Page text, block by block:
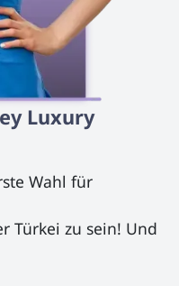
Türkei zu sein! Und